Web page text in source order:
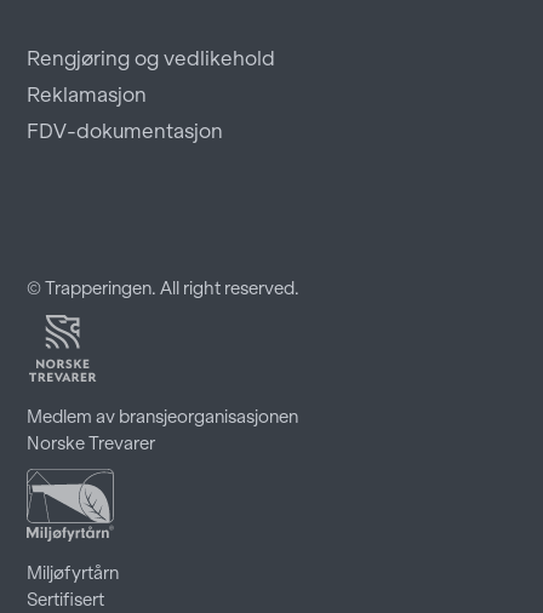
Rengjøring og vedlikehold
Reklamasjon
FDV-dokumentasjon
© Trapperingen. All right reserved.
Medlem av bransjeorganisasjonen
Norske Trevarer
Miljøfyrtårn
Sertifisert